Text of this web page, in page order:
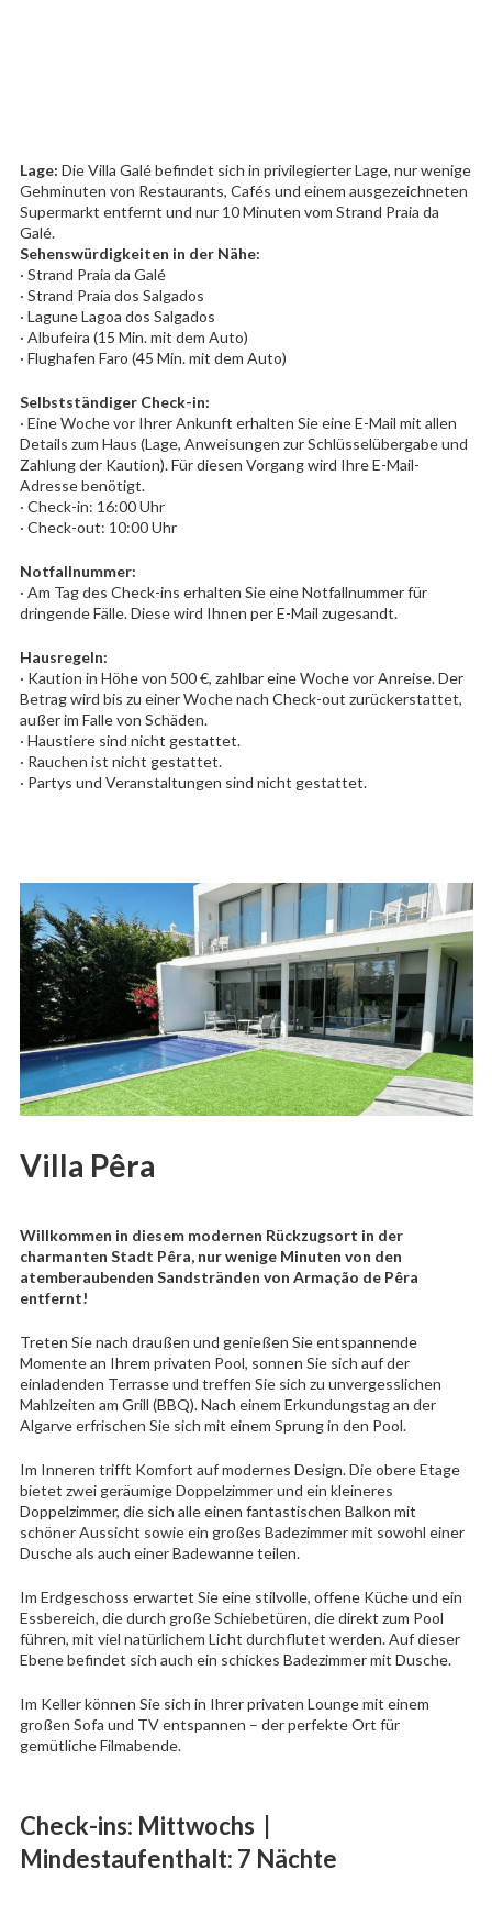
Lage: Die Villa Galé befindet sich in privilegierter Lage, nur wenige
Gehminuten von Restaurants, Cafés und einem ausgezeichneten
Supermarkt entfernt und nur 10 Minuten vom Strand Praia da
Galé.
Sehenswürdigkeiten in der Nähe:
· Strand Praia da Galé
· Strand Praia dos Salgados
· Lagune Lagoa dos Salgados
· Albufeira (15 Min. mit dem Auto)
· Flughafen Faro (45 Min. mit dem Auto)
Selbstständiger Check-in:
· Eine Woche vor Ihrer Ankunft erhalten Sie eine E-Mail mit allen
Details zum Haus (Lage, Anweisungen zur Schlüsselübergabe und
Zahlung der Kaution). Für diesen Vorgang wird Ihre E-Mail-
Adresse benötigt.
· Check-in: 16:00 Uhr
· Check-out: 10:00 Uhr
Notfallnummer:
· Am Tag des Check-ins erhalten Sie eine Notfallnummer für
dringende Fälle. Diese wird Ihnen per E-Mail zugesandt.
Hausregeln:
· Kaution in Höhe von 500 €, zahlbar eine Woche vor Anreise. Der
Betrag wird bis zu einer Woche nach Check-out zurückerstattet,
außer im Falle von Schäden.
· Haustiere sind nicht gestattet.
· Rauchen ist nicht gestattet.
· Partys und Veranstaltungen sind nicht gestattet.
Villa Pêra
Willkommen in diesem modernen Rückzugsort in der
charmanten Stadt Pêra, nur wenige Minuten von den
atemberaubenden Sandstränden von Armação de Pêra
entfernt!
Treten Sie nach draußen und genießen Sie entspannende
Momente an Ihrem privaten Pool, sonnen Sie sich auf der
einladenden Terrasse und treffen Sie sich zu unvergesslichen
Mahlzeiten am Grill (BBQ). Nach einem Erkundungstag an der
Algarve erfrischen Sie sich mit einem Sprung in den Pool.
Im Inneren trifft Komfort auf modernes Design. Die obere Etage
bietet zwei geräumige Doppelzimmer und ein kleineres
Doppelzimmer, die sich alle einen fantastischen Balkon mit
schöner Aussicht sowie ein großes Badezimmer mit sowohl einer
Dusche als auch einer Badewanne teilen.
Im Erdgeschoss erwartet Sie eine stilvolle, offene Küche und ein
Essbereich, die durch große Schiebetüren, die direkt zum Pool
führen, mit viel natürlichem Licht durchflutet werden. Auf dieser
Ebene befindet sich auch ein schickes Badezimmer mit Dusche.
Im Keller können Sie sich in Ihrer privaten Lounge mit einem
großen Sofa und TV entspannen – der perfekte Ort für
gemütliche Filmabende.
Check-ins: Mittwochs |
Mindestaufenthalt: 7 Nächte